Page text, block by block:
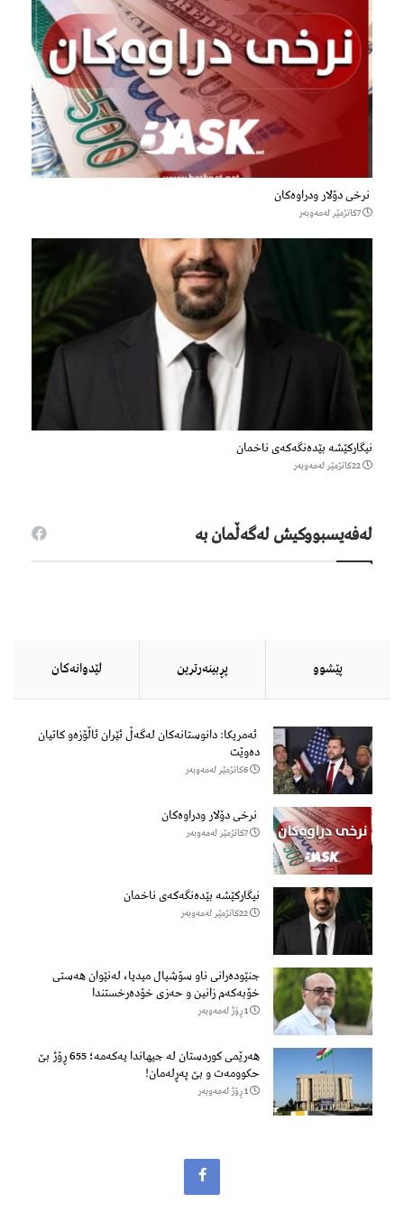
نرخی دۆلار ودراوەکان
7كاتژمێر لەمەوبەر
نیگارکێشە بێدەنگەکەی ناخمان
22كاتژمێر لەمەوبەر
لەفەیسبووكیش لەگەڵمان بە
پێشوو پڕبینەرترین لێدوانەكان
ئەمریکا: دانوستانەکان لەگەڵ ئێران ئاڵۆزەو کاتیان
دەوێت
6كاتژمێر لەمەوبەر
نرخی دۆلار ودراوەکان
7كاتژمێر لەمەوبەر
نیگارکێشە بێدەنگەکەی ناخمان
22كاتژمێر لەمەوبەر
جنێودەرانی ناو سۆشیال میدیا، لەنێوان هەستی
خۆبەکەم زانین و حەزی خۆدەرخستندا
1 ڕۆژ لەمەوبەر
هەرێمی کوردستان لە جیهاندا یەکەمە؛ 655 ڕۆژ بێ
حکوومەت و بێ پەڕلەمان!
1 ڕۆژ لەمەوبەر